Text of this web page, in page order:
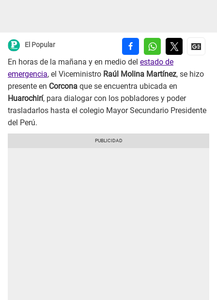
El Popular
En horas de la mañana y en medio del estado de
emergencia, el Viceministro Raúl Molina Martínez, se hizo
presente en Corcona que se encuentra ubicada en
Huarochirí, para dialogar con los pobladores y poder
trasladarlos hasta el colegio Mayor Secundario Presidente
del Perú.